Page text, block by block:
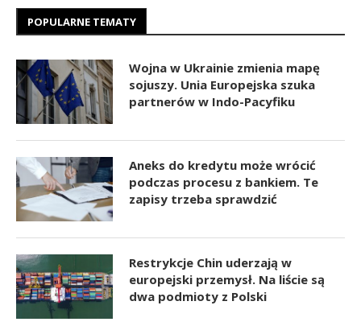
POPULARNE TEMATY
Wojna w Ukrainie zmienia mapę
sojuszy. Unia Europejska szuka
partnerów w Indo-Pacyfiku
Aneks do kredytu może wrócić
podczas procesu z bankiem. Te
zapisy trzeba sprawdzić
Restrykcje Chin uderzają w
europejski przemysł. Na liście są
dwa podmioty z Polski